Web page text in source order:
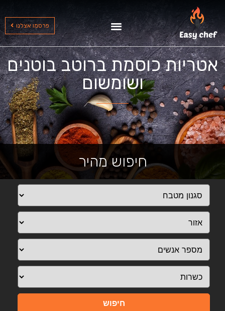
פרסמו אצלנו
אטריות כוסמת ברוטב בוטנים
ושומשום
חיפוש מהיר
חיפוש